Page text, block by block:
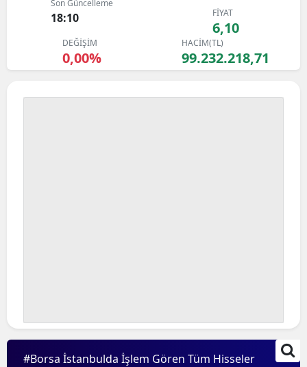
Son Güncelleme
18:10 FİYAT
6,10
DEĞİŞİM
0,00%
HACİM(TL)
99.232.218,71
#Borsa İstanbulda İşlem Gören Tüm Hisseler